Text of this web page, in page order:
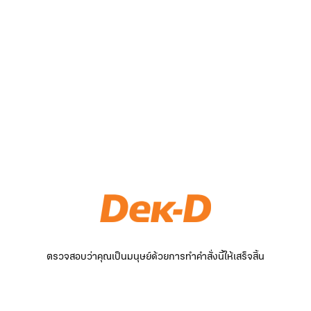
ตรวจสอบว่าคุณเป็นมนุษย์ด้วยการทำคำสั่งนี้ให้เสร็จสิ้น